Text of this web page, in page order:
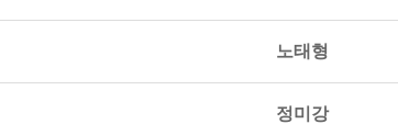
노태형
정미강